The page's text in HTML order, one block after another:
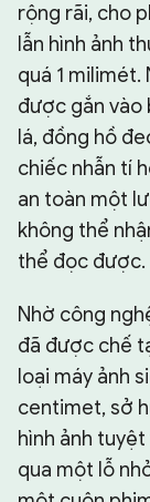
rộng rãi, cho
lẫn hình ảnh
quá 1 milimét.
được gắn vào
lá, đồng hồ
chiếc nhẫn tí
an toàn một
không thể
thể đọc được.
Nhờ công
đã được chế
loại máy ảnh
centimet, sở
hình ảnh
qua một lỗ